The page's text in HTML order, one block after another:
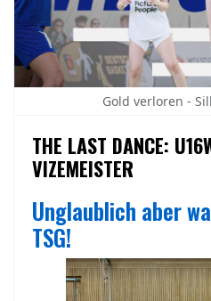
Gold verloren -
THE LAST DANCE:
VIZEMEISTER
Unglaublich aber
TSG!